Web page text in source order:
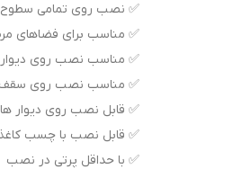
✅ نصب روی تمامی سطوح
✅ مناسب برای فضاهای
✅ مناسب نصب روی
✅ مناسب نصب روی سقف
✅ قابل نصب روی دیوار
✅ قابل نصب با چسب
✅ با حداقل پرتی در نصب